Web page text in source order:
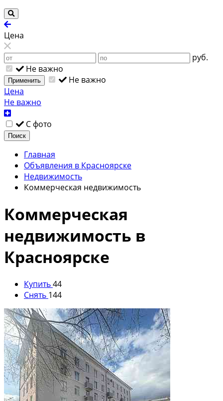
Цена
руб.
Не важно
Применить
Не важно
Цена
Не важно
С фото
Поиск
Главная
Объявления в Красноярске
Недвижимость
Коммерческая недвижимость
Коммерческая
недвижимость в
Красноярске
Купить44
Снять 144